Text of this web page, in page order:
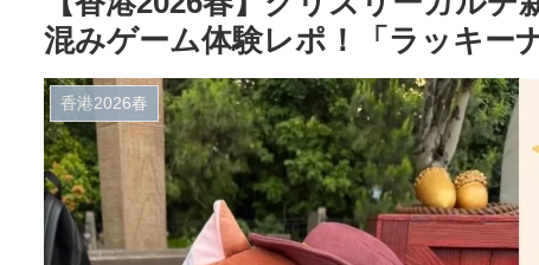
混みゲーム体験レポ！「ラッキー
香港2026春